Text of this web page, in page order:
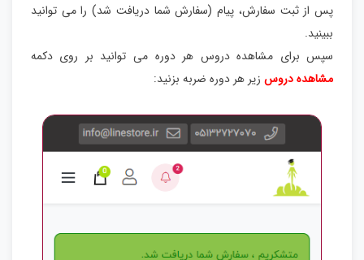
پس از ثبت سفارش، پیام (سفارش شما دریافت شد) را می توانید
ببینید.
سپس برای مشاهده دروس هر دوره می توانید بر روی دکمه
مشاهده دروسزیر هر دوره ضربه بزنید: